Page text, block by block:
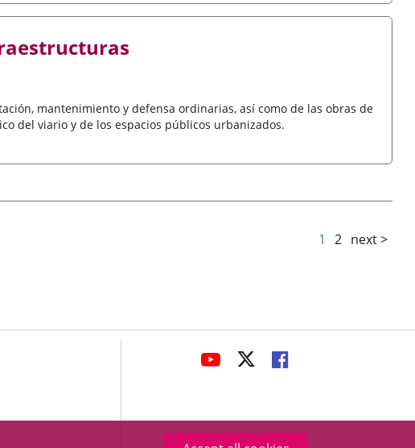
mantenimiento y defensa ordinarias, así como de las obras de
del viario y de los espacios públicos urbanizados.
1 2 next >
LINK
APPLICATION.
LINK
APPLICATION.
LINK
APPLICATION.